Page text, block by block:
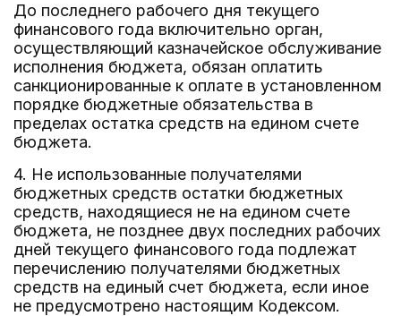
До последнего рабочего дня текущего
финансового года включительно орган,
осуществляющий казначейское обслуживание
исполнения бюджета, обязан оплатить
санкционированные к оплате в установленном
порядке бюджетные обязательства в
пределах остатка средств на едином счете
бюджета.
4. Не использованные получателями
бюджетных средств остатки бюджетных
средств, находящиеся не на едином счете
бюджета, не позднее двух последних рабочих
дней текущего финансового года подлежат
перечислению получателями бюджетных
средств на единый счет бюджета, если иное
не предусмотрено настоящим Кодексом.